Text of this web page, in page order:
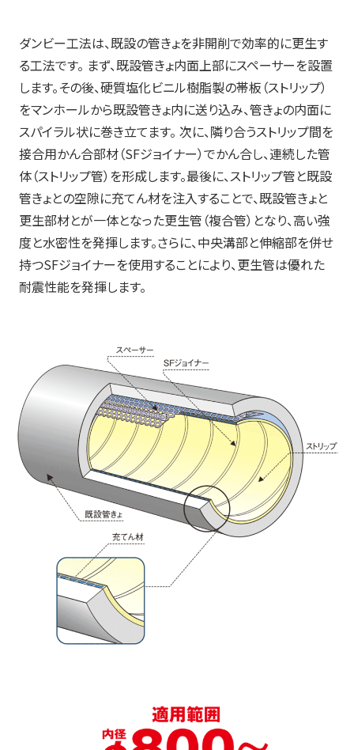
ダンビー工法は、既設の管きょを非開削で効率的に更生す
る工法です。 まず、既設管きょ内面上部にスペーサーを設置
します。その後、硬質塩化ビニル樹脂製の帯板（ストリップ）
をマンホールから既設管きょ内に送り込み、管きょの内面に
スパイラル状に巻き立てます。 次に、隣り合うストリップ間を
接合用かん合部材（SFジョイナー）でかん合し、連続した管
体（ストリップ管）を形成します。最後に、ストリップ管と既設
管きょとの空隙に充てん材を注入することで、既設管きょと
更生部材とが一体となった更生管（複合管）となり、高い強
度と水密性を発揮します。さらに、中央溝部と伸縮部を併せ
持つSFジョイナーを使用することにより、更生管は優れた
耐震性能を発揮します。